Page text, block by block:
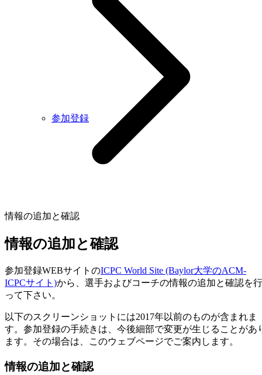
参加登録
情報の追加と確認
情報の追加と確認
参加登録WEBサイトのICPC World Site (Baylor大学のACM-
ICPCサイト)から、選手およびコーチの情報の追加と確認を行
って下さい。
以下のスクリーンショットには2017年以前のものが含まれま
す。参加登録の手続きは、今後細部で変更が生じることがあ
ます。その場合は、このウェブページでご案内します。
情報の追加と確認